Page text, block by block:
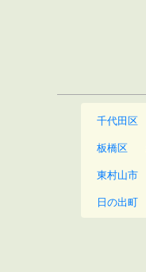
千代田区
板橋区
東村山市
日の出町